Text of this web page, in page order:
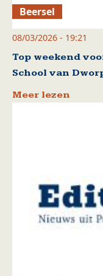
Beersel
08/03/2026 - 19:21
Top weekend
School van
Meer lezen